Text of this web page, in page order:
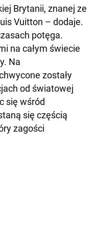
Brytanii, znanej ze
Vuitton – dodaje.
potęga.
na całym świecie
Na
zostały
od światowej
się wśród
się częścią
zagości